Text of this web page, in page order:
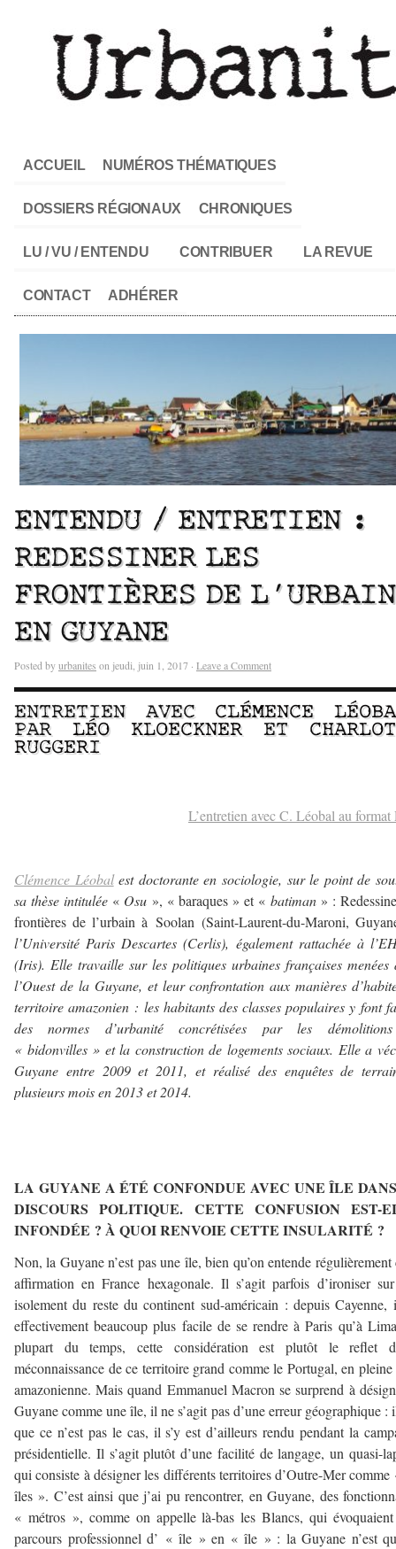
ACCUEIL NUMÉROS THÉMATIQUES
DOSSIERS RÉGIONAUX CHRONIQUES
LU / VU / ENTENDU CONTRIBUER LA REVUE
CONTACT ADHÉRER
ENTENDU / ENTRETIEN :
REDESSINER LES
FRONTIÈRES DE L’URBAIN
EN GUYANE
Posted byurbanites on jeudi, juin 1, 2017 · Leave a Comment
ENTRETIEN AVEC CLÉMENCE
PAR LÉO KLOECKNERET
RUGGERI
L’entretien avec C. Léobal au
Clémence Léobalest doctorante en sociologie, sur le point de
sa thèse intitulée « Osu », « baraques » et « batiman» :
frontières de l’urbain à Soolan (Saint-Laurent-du-Maroni,
l’Université Paris Descartes (Cerlis), également rattachée à
(Iris). Elle travaille sur les politiques urbaines françaises menées
l’Ouest de la Guyane, et leur confrontation auxmanières
territoire amazonien : les habitants des classes populaires y font
des normes d’urbanité concrétisées par les
« bidonvilles » et la construction de logements sociaux. Elle a
Guyane entre 2009 et 2011, et réalisé des enquêtes de
plusieurs mois en 2013 et 2014.
LA GUYANE A ÉTÉ CONFONDUE AVEC UNE ÎLE
DISCOURS POLITIQUE. CETTE CONFUSION EST-
INFONDÉE ? À QUOI RENVOIE CETTE INSULARITÉ ?
Non, la Guyane n’est pas une île, bien qu’on entende régulièrement
affirmation en France hexagonale. Il s’agit parfois d’ironiser
isolement du reste du continent sud-américain : depuis Cayenne,
effectivement beaucoup plus facile de se rendre à Paris qu’à
plupart du temps, cette considération est plutôt le reflet
méconnaissance de ce territoire grand comme le Portugal, en pleine
amazonienne. Mais quand Emmanuel Macron se surprend à
Guyane comme une île, il ne s’agit pas d’une erreur géographique :
que ce n’est pas le cas, il s’y est d’ailleurs rendu pendant la
présidentielle. Il s’agit plutôt d’une facilité de langage, un quasi-
qui consiste à désigner les différents territoires d’Outre-Mer comme
îles ». C’est ainsi que j’ai pu rencontrer, en Guyane, des
« métros », comme on appelle là-bas les Blancs, qui
parcours professionnel d’ « île » en « île » : la Guyane n’est